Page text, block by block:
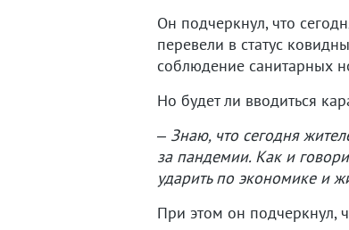
Он подчеркнул, что
перевели в статус
соблюдение санитарных
Но будет ли вводиться
– Знаю, что сегодня
за пандемии. Как и
ударить по экономике и
При этом он подчеркнул,